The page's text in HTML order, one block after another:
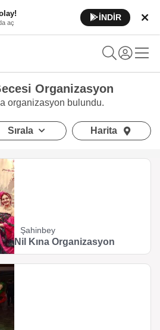
aç
İNDİR
Organizasyon
organizasyon bulundu.
Sırala Harita
Şahinbey
Nil Kına Organizasyon